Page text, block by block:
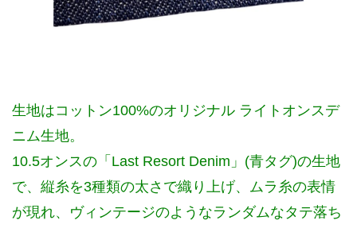
生地はコットン100%のオリジナル ライトオンスデ
ニム生地。
10.5オンスの「Last Resort Denim」(青タグ)の生地
で、縦糸を3種類の太さで織り上げ、ムラ糸の表情
が現れ、ヴィンテージのようなランダムなタテ落ち